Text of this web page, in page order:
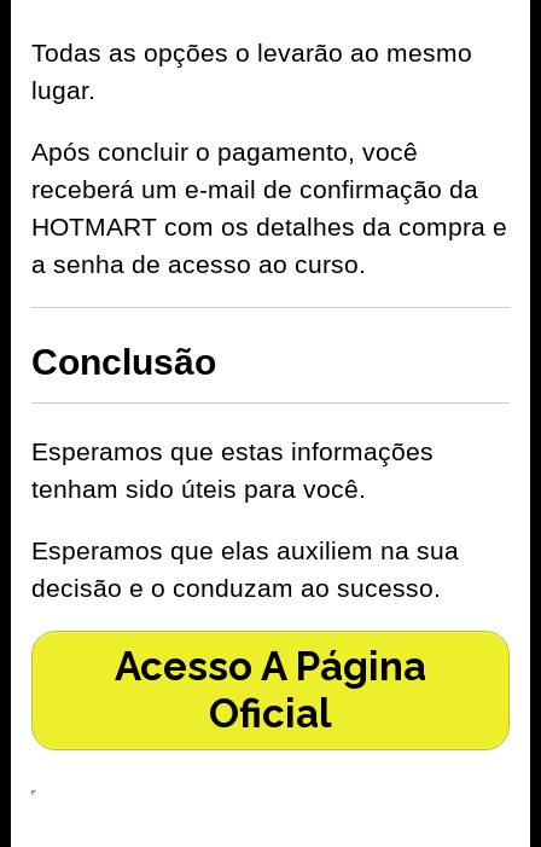
Todas as opções o levarão ao mesmo
lugar.
Após concluir o pagamento, você
receberá um e-mail de confirmação da
HOTMART com os detalhes da compra e
a senha de acesso ao curso.
Conclusão
Esperamos que estas informações
tenham sido úteis para você.
Esperamos que elas auxiliem na sua
decisão e o conduzam ao sucesso.
Acesso A Página
Oficial